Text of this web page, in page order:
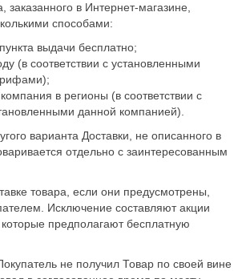
заказанного в Интернет-магазине,
способами:
выдачи бесплатно;
(в соответствии с установленными
в регионы (в соответствии с
данной компанией).
варианта Доставки, не описанного в
отдельно с заинтересованным
товара, если они предусмотрены,
Исключение составляют акции
предполагают бесплатную
не получил Товар по своей вине